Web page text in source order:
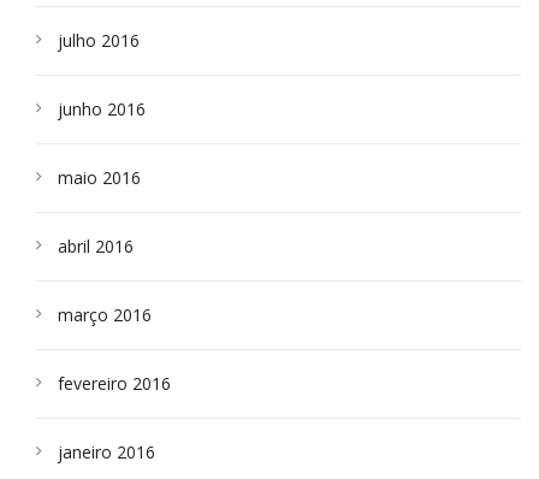
julho 2016
junho 2016
maio 2016
abril 2016
março 2016
fevereiro 2016
janeiro 2016